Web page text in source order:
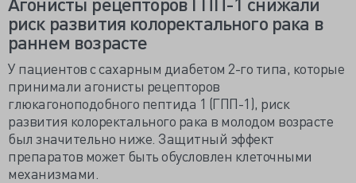
риск развития колоректального рака в
раннем возрасте
У пациентов с сахарным диабетом 2-го типа, которые
принимали агонисты рецепторов
глюкагоноподобного пептида 1 (ГПП-1), риск
развития колоректального рака в молодом возрасте
был значительно ниже. Защитный эффект
препаратов может быть обусловлен клеточными
механизмами.